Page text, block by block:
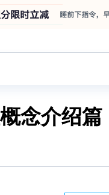
念介绍篇